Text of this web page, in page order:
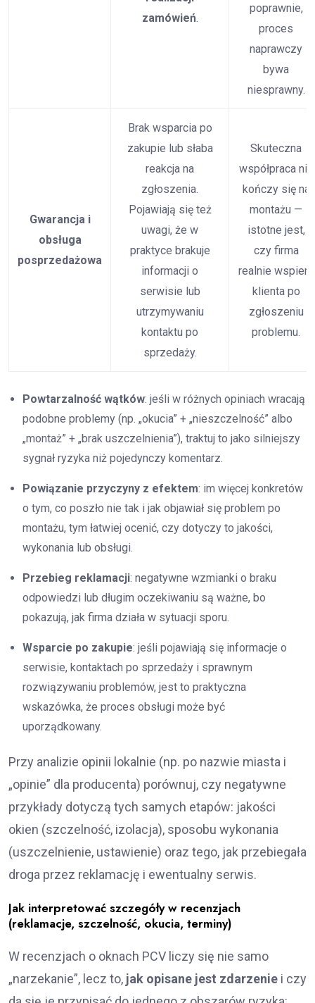
zamówień.
poprawnie,
proces
naprawczy
bywa
niesprawny.
Gwarancja i
obsługa
posprzedażowa
Brak wsparcia po
zakupie lub słaba
reakcja na
zgłoszenia.
Pojawiają się też
uwagi, że w
praktyce brakuje
informacji o
serwisie lub
utrzymywaniu
kontaktu po
sprzedaży.
Skuteczna
współpraca nie
kończy się na
montażu —
istotne jest,
czy firma
realnie wspiera
klienta po
zgłoszeniu
problemu.
Powtarzalność wątków: jeśli w różnych opiniach wracają
podobne problemy (np. „okucia” + „nieszczelność” albo
„montaż” + „brak uszczelnienia”), traktuj to jako silniejszy
sygnał ryzyka niż pojedynczy komentarz.
Powiązanie przyczyny z efektem: im więcej konkretów
o tym, co poszło nie tak i jak objawiał się problem po
montażu, tym łatwiej ocenić, czy dotyczy to jakości,
wykonania lub obsługi.
Przebieg reklamacji: negatywne wzmianki o braku
odpowiedzi lub długim oczekiwaniu są ważne, bo
pokazują, jak firma działa w sytuacji sporu.
Wsparcie po zakupie: jeśli pojawiają się informacje o
serwisie, kontaktach po sprzedaży i sprawnym
rozwiązywaniu problemów, jest to praktyczna
wskazówka, że proces obsługi może być
uporządkowany.
Przy analizie opinii lokalnie (np. po nazwie miasta i
„opinie” dla producenta) porównuj, czy negatywne
przykłady dotyczą tych samych etapów: jakości
okien (szczelność, izolacja), sposobu wykonania
(uszczelnienie, ustawienie) oraz tego, jak przebiegała
droga przez reklamację i ewentualny serwis.
Jak interpretować szczegóły w recenzjach
(reklamacje, szczelność, okucia, terminy)
W recenzjach o oknach PCV liczy się nie samo
„narzekanie”, lecz to, jak opisane jest zdarzenie i czy